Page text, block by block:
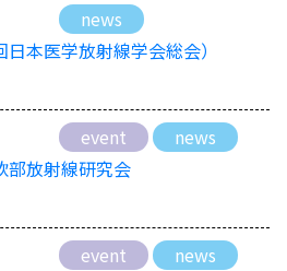
news
本医学放射線学会総会）
event
news
部放射線研究会
event
news